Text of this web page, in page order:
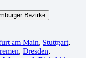
Bezirke
am Main, Stuttgart,
, Dresden,